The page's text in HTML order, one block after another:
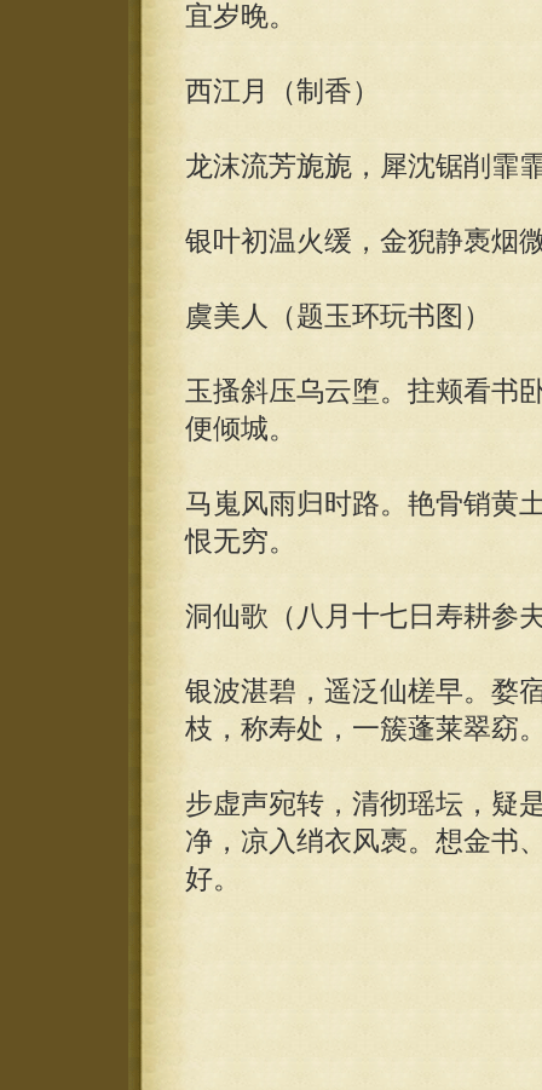
宜岁晚。
西江月（制香）
龙沫流芳旎旎，犀沈锯削霏
银叶初温火缓，金猊静褭烟
虞美人（题玉环玩书图）
玉搔斜压乌云堕。拄颊看书
便倾城。
马嵬风雨归时路。艳骨销黄
恨无穷。
洞仙歌（八月十七日寿耕参
银波湛碧，遥泛仙槎早。婺
枝，称寿处，一簇蓬莱翠窈
步虚声宛转，清彻瑶坛，疑
净，凉入绡衣风褭。想金书
好。